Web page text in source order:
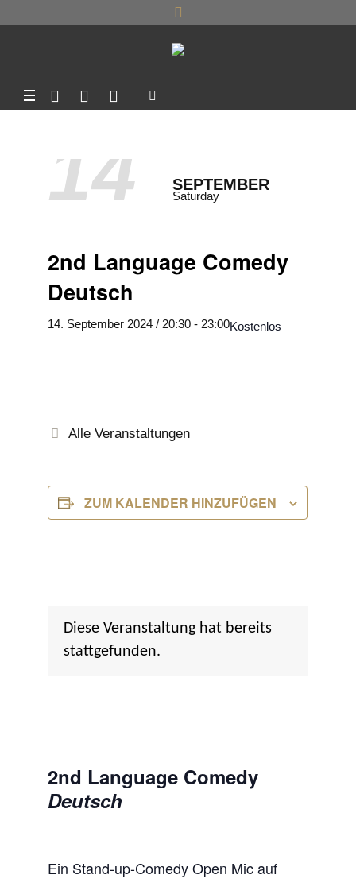
14 SEPTEMBER
Saturday
2nd Language Comedy
Deutsch
14. September 2024 / 20:30 - 23:00Kostenlos
Alle Veranstaltungen
ZUM KALENDER HINZUFÜGEN
Diese Veranstaltung hat bereits
stattgefunden.
2nd Language Comedy
Deutsch
Ein Stand-up-Comedy Open Mic auf